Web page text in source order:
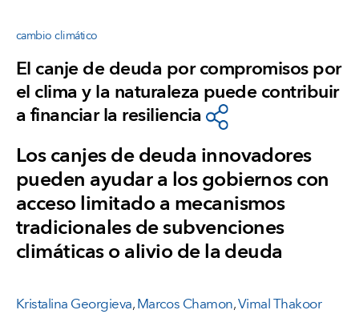
cambio climático
El canje de deuda por compromisos por
el clima y la naturaleza puede contribuir
a financiar la resiliencia
Los canjes de deuda innovadores
pueden ayudar a los gobiernos con
acceso limitado a mecanismos
tradicionales de subvenciones
climáticas o alivio de la deuda
Kristalina Georgieva,Marcos Chamon,Vimal Thakoor